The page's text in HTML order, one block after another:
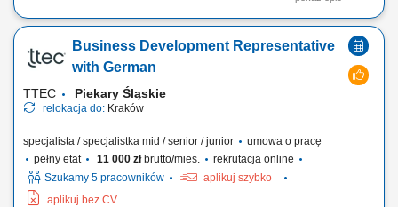
Opis stanowiska Precyzyjne komisjonowanie: zbieranie artykułów
Mistrzostwo w pakowaniu: staranne pakowanie i przygotowywanie
towaru, tak aby bezpiecznie dotarł do celu. Obsługa systemu: intuicyjna
Business Development Representative
with German
TTEC Piekary Śląskie
relokacja do: Kraków
specjalista / specjalistka mid / senior / junior
umowa o pracę
pełny etat
11 000 złbrutto/mies.
rekrutacja online
Szukamy 5 pracowników
aplikuj szybko
aplikuj bez CV